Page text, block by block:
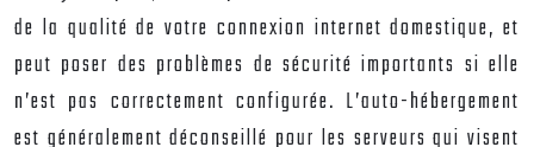
de la qualité de votre connexion internet domestique, et
peut poser des problèmes de sécurité importants si elle
n’est pas correctement configurée. L’auto-hébergement
est généralement déconseillé pour les serveurs qui visent